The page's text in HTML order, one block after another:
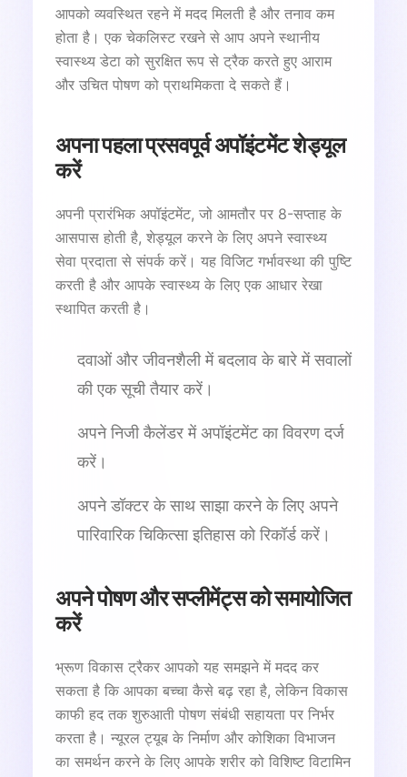
आपको व्यवस्थित रहने में मदद मिलती है और तनाव कम
होता है। एक चेकलिस्ट रखने से आप अपने स्थानीय
स्वास्थ्य डेटा को सुरक्षित रूप से ट्रैक करते हुए आराम
और उचित पोषण को प्राथमिकता दे सकते हैं।
अपना पहला प्रसवपूर्व अपॉइंटमेंट शेड्यूल
करें
अपनी प्रारंभिक अपॉइंटमेंट, जो आमतौर पर 8-सप्ताह के
आसपास होती है, शेड्यूल करने के लिए अपने स्वास्थ्य
सेवा प्रदाता से संपर्क करें। यह विजिट गर्भावस्था की पुष्टि
करती है और आपके स्वास्थ्य के लिए एक आधार रेखा
स्थापित करती है।
दवाओं और जीवनशैली में बदलाव के बारे में सवालों
की एक सूची तैयार करें।
अपने निजी कैलेंडर में अपॉइंटमेंट का विवरण दर्ज
करें।
अपने डॉक्टर के साथ साझा करने के लिए अपने
पारिवारिक चिकित्सा इतिहास को रिकॉर्ड करें।
अपने पोषण और सप्लीमेंट्स को समायोजित
करें
भ्रूण विकास ट्रैकर आपको यह समझने में मदद कर
सकता है कि आपका बच्चा कैसे बढ़ रहा है, लेकिन विकास
काफी हद तक शुरुआती पोषण संबंधी सहायता पर निर्भर
करता है। न्यूरल ट्यूब के निर्माण और कोशिका विभाजन
का समर्थन करने के लिए आपके शरीर को विशिष्ट विटामिन